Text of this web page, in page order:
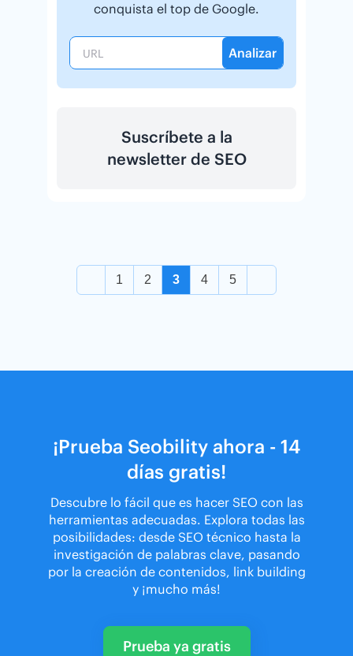
conquista el top de Google.
Analizar
Suscríbete a la
newsletter de SEO
1 2 3 4 5
¡Prueba Seobility ahora - 14
días gratis!
Descubre lo fácil que es hacer SEO con las
herramientas adecuadas. Explora todas las
posibilidades: desde SEO técnico hasta la
investigación de palabras clave, pasando
por la creación de contenidos, link building
y ¡mucho más!
Prueba ya gratis